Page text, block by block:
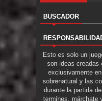
BUSCADOR
Esto es solo un
son ideas creadas
exclusivamente
sobrenatural y las
durante la partida
termines, márchate